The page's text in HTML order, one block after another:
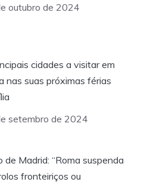
outubro de 2024
cidades a visitar em
nas suas próximas férias
setembro de 2024
de Madrid: “Roma suspenda
fronteiriços ou